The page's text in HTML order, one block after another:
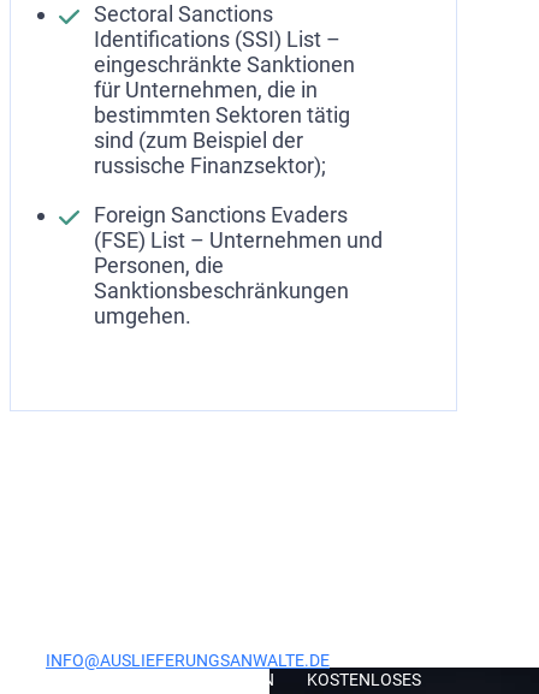
Sectoral Sanctions
Identifications (SSI) List –
eingeschränkte Sanktionen
für Unternehmen, die in
bestimmten Sektoren tätig
sind (zum Beispiel der
russische Finanzsektor);
Foreign Sanctions Evaders
(FSE) List – Unternehmen und
Personen, die
Sanktionsbeschränkungen
umgehen.
INFO@AUSLIEFERUNGSANWALTE.DE
VEREINBAREN SIE EIN KOSTENLOSES